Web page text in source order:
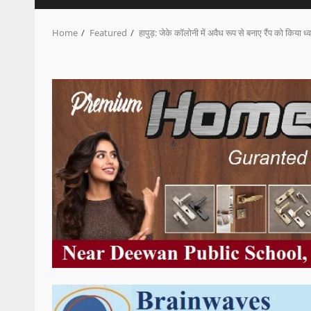
Home Featured हापुड़: जेके कॉलोनी में अवैध रूप से बनाए रैंप को किया